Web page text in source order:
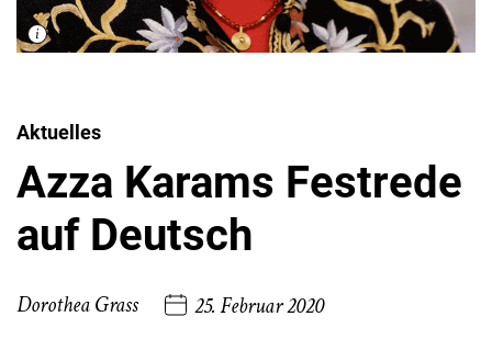
Aktuelles
Azza Karams Festrede
auf Deutsch
Dorothea Grass 25. Februar 2020